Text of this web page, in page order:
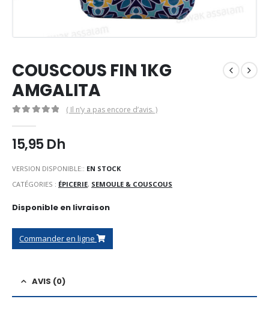
COUSCOUS FIN 1KG
AMGALITA
( Il n’y a pas encore d’avis. )
15,95Dh
VERSION DISPONIBLE:: EN STOCK
CATÉGORIES : ÉPICERIE, SEMOULE & COUSCOUS
Disponible en livraison
Commander en ligne
AVIS (0)